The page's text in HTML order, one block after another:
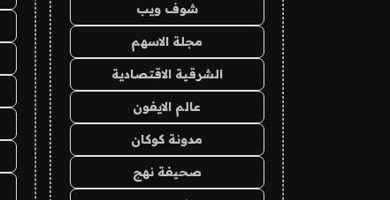
شوف ويب
مجلة الاسهم
الشرقية الاقتصادية
عالم الايفون
مدونة كوكان
صحيفة نهج